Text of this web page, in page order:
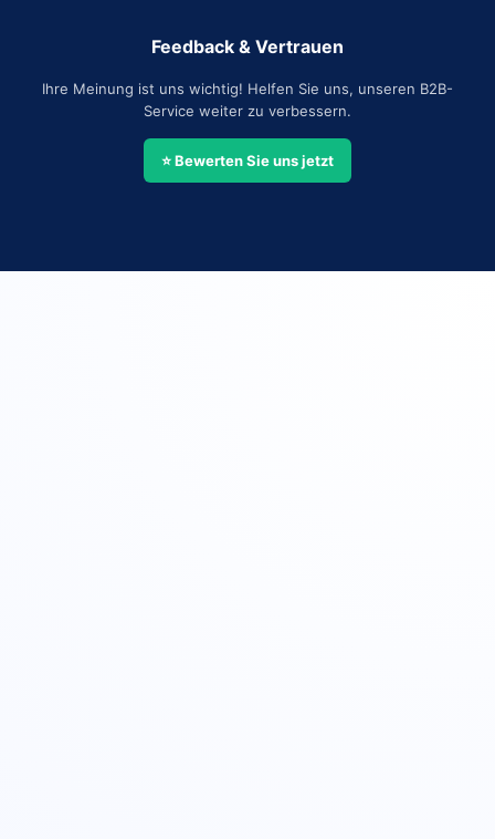
Feedback & Vertrauen
Ihre Meinung ist uns wichtig! Helfen Sie uns, unseren B2B-
Service weiter zu verbessern.
⭐ Bewerten Sie uns jetzt